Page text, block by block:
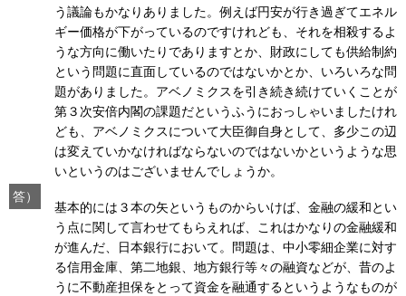
う議論もかなりありました。例えば円安が行き過ぎてエネル
ギー価格が下がっているのですけれども、それを相殺するよ
うな方向に働いたりでありますとか、財政にしても供給制約
という問題に直面しているのではないかとか、いろいろな問
題がありました。アベノミクスを引き続き続けていくことが
第３次安倍内閣の課題だというふうにおっしゃいましたけれ
ども、アベノミクスについて大臣御自身として、多少この辺
は変えていかなければならないのではないかというような思
いというのはございませんでしょうか。
答）
基本的には３本の矢というものからいけば、金融の緩和とい
う点に関して言わせてもらえれば、これはかなりの金融緩和
が進んだ、日本銀行において。問題は、中小零細企業に対す
る信用金庫、第二地銀、地方銀行等々の融資などが、昔のよ
うに不動産担保をとって資金を融通するというようなものが